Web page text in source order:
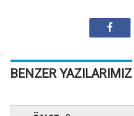
BENZER YAZILARIMIZ